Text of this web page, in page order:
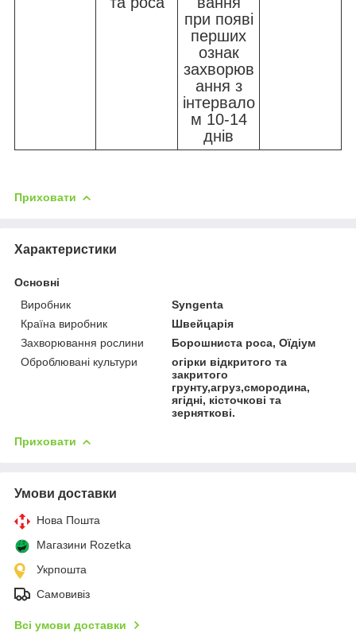
при появі
перших
ознак
захворюв
ання з
інтервало
м 10-14
днів
Приховати
Характеристики
Основні
Виробник
Syngenta
Країна виробник
Швейцарія
Захворювання рослини
Борошниста роса, Оїдіум
Оброблювані культури
огірки відкритого та
закритого
грунту,агруз,смородина,
ягідні, кісточкові та
зерняткові.
Приховати
Умови доставки
Нова Пошта
Магазини Rozetka
Укрпошта
Самовивіз
Всі умови доставки